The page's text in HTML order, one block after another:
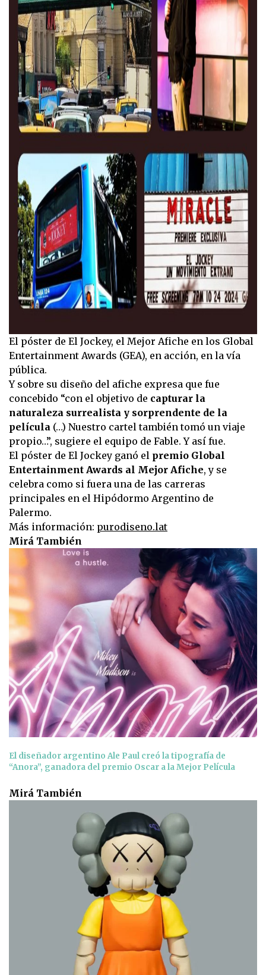
El póster de El Jockey, el Mejor Afiche en los Global
Entertainment Awards (GEA), en acción, en la vía
pública.
Y sobre su diseño del afiche expresa que fue
concebido “con el objetivo de capturar la
naturaleza surrealista y sorprendente de la
película (…) Nuestro cartel también tomó un viaje
propio…”, sugiere el equipo de Fable. Y así fue.
El póster de El Jockey ganó el premio Global
Entertainment Awards al Mejor Afiche, y se
celebra como si fuera una de las carreras
principales en el Hipódormo Argentino de
Palermo.
Más información: purodiseno.lat
Mirá También
El diseñador argentino Ale Paul creó la tipografía de
“Anora”, ganadora del premio Oscar a la Mejor Película
Mirá También